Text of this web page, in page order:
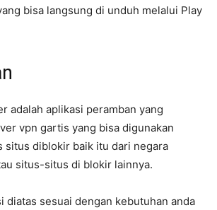
bisa langsung di unduh melalui Play
adalah aplikasi peramban yang
vpn gartis yang bisa digunakan
situs diblokir baik itu dari negara
situs-situs di blokir lainnya.
diatas sesuai dengan kebutuhan anda